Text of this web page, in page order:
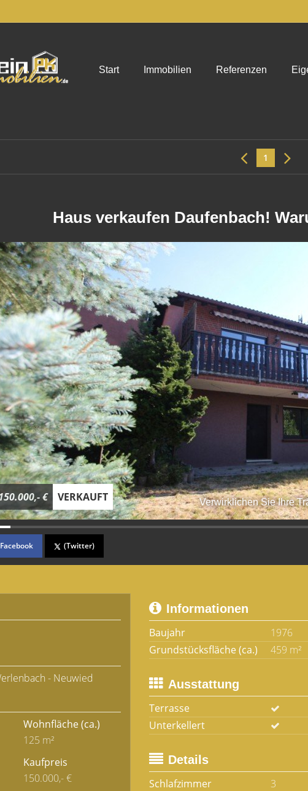
Start Immobilien Referenzen
1
Haus verkaufen Daufenbach!
Verwirklichen Sie Ihre
€ VERKAUFT
Facebook (Twitter)
- Neuwied
Wohnfläche(ca.)
125 m²
Kaufpreis
150.000,- €
Informationen
Baujahr
1976
Grundstücksfläche (ca.)
459 m²
Ausstattung
Terrasse
Unterkellert
Details
Schlafzimmer
3